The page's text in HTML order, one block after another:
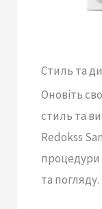
Стиль та
Оновіть
стиль та
Redokss
та погляду.